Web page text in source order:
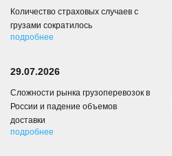
Количество страховых случаев с
грузами сократилось
подробнее
29.07.2026
Сложности рынка грузоперевозок в
России и падение объемов
доставки
подробнее